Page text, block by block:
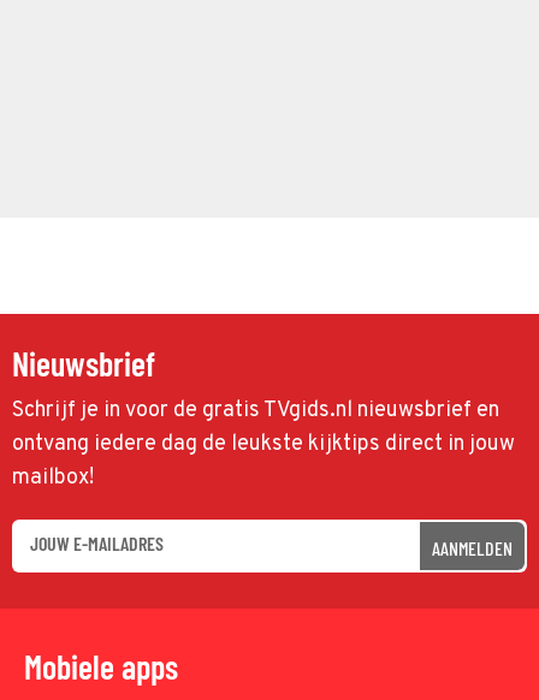
Nieuwsbrief
Schrijf je in voor de gratis TVgids.nl nieuwsbrief en
ontvang iedere dag de leukste kijktips direct in jouw
mailbox!
AANMELDEN
Mobiele apps